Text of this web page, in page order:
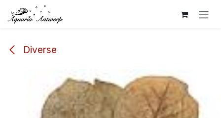
Overslaan naar inhoud
Diverse